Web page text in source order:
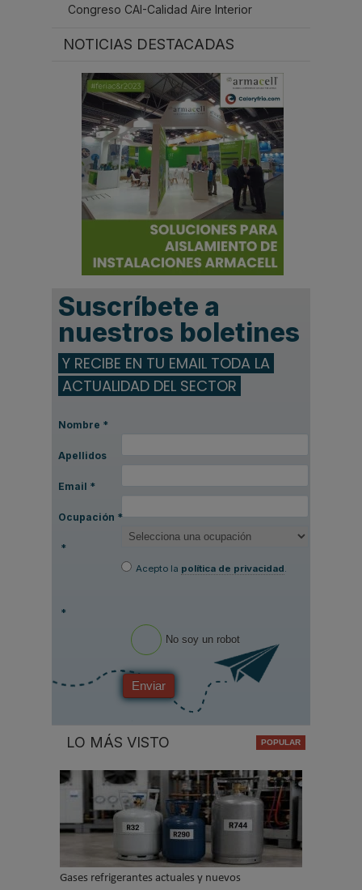
Congreso CAI-Calidad Aire Interior
NOTICIAS DESTACADAS
Suscríbete a
nuestros boletines
Y RECIBE EN TU EMAIL TODA LA
ACTUALIDAD DEL SECTOR
Nombre *
Apellidos
Email *
Ocupación *
*
Acepto la política de privacidad.
*
No soy un robot
Enviar
LO MÁS VISTO
Gases refrigerantes actuales y nuevos